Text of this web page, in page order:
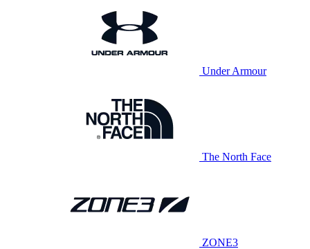
Under Armour
The North Face
ZONE3